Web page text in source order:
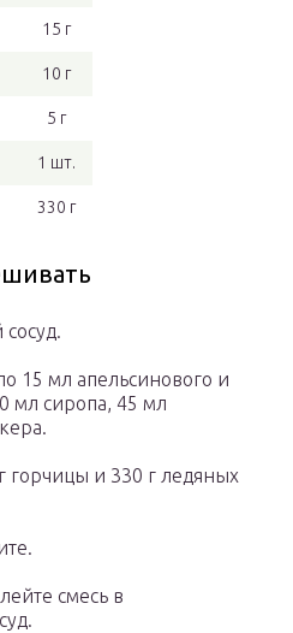
15 г
10 г
5 г
1 шт.
330 г
15 мл апельсинового и
мл сиропа, 45 мл
горчицы и 330 г ледяных
смесь в